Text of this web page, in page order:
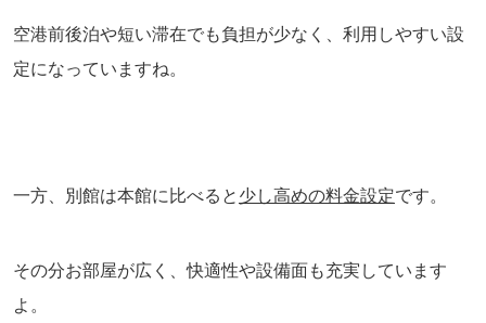
空港前後泊や短い滞在でも負担が少なく、利用しやすい設
定になっていますね。
一方、別館は本館に比べると 少し高めの料金設定です。
その分お部屋が広く、快適性や設備面も充実しています
よ。